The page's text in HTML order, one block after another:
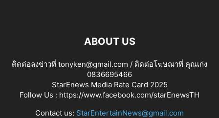
ABOUT US
ติดต่อลงข่าวที่ tonyken@gmail.com / ติดต่อโฆษณาที่ คุณเก่ง
0836695466
StarEnews Media Rate Card 2025
Follow Us : https://www.facebook.com/starEnewsTH
Contact us: StarEntertainNews@gmail.com